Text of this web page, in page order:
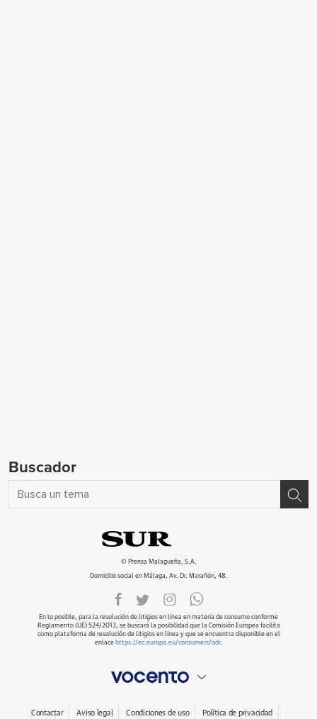
Buscador
© Prensa Malagueña, S.A.
Domicilio social en Málaga, Av. Dr. Marañón, 48.
En lo posible, para la resolución de litigios en línea en materia de consumo conforme
Reglamento (UE) 524/2013, se buscará la posibilidad que la Comisión Europea facilita
como plataforma de resolución de litigios en línea y que se encuentra disponible en el
enlace https://ec.europa.eu/consumers/odr.
Contactar Aviso legal Condiciones de uso Política de privacidad